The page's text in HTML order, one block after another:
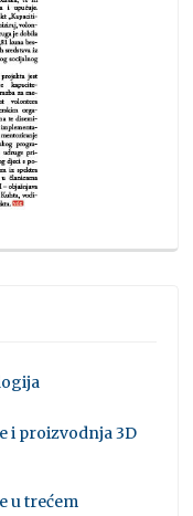
i proizvodnja 3D
u trećem